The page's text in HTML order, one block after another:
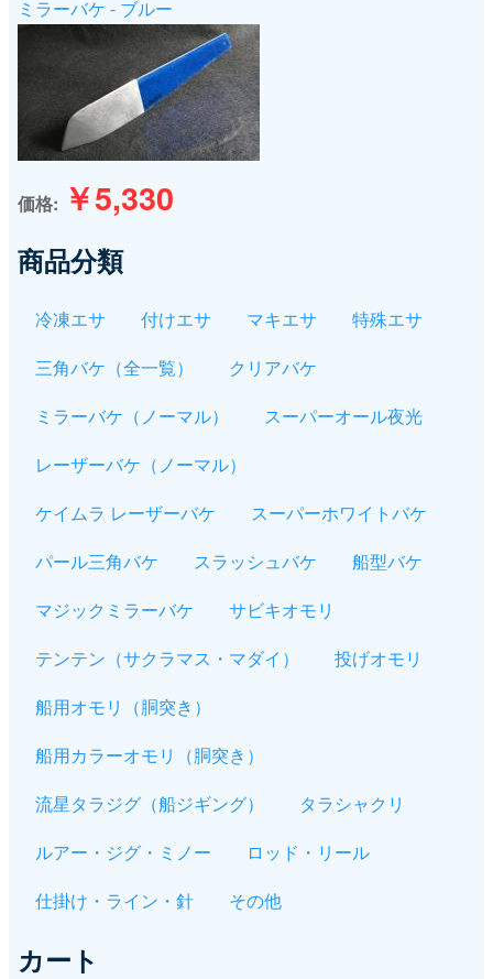
ミラーバケ - ブルー
価格 ￥5,330
商品分類
冷凍エサ 付けエサ マキエサ
特殊エサ
三角バケ（全一覧）
クリアバケ
ミラーバケ（ノーマル）
スーパーオール夜光
レーザーバケ（ノーマル）
ケイムラ レーザーバケ
スーパーホワイトバケ
パール三角バケ
スラッシュバケ
船型バケ
マジックミラーバケ
サビキオモリ
テンテン（サクラマス・マダイ）
投げオモリ
船用オモリ（胴突き）
船用カラーオモリ（胴突き）
流星タラジグ（船ジギング）
タラシャクリ
ルアー・ジグ・ミノー
ロッド・リール
仕掛け・ライン・針
その他
カート